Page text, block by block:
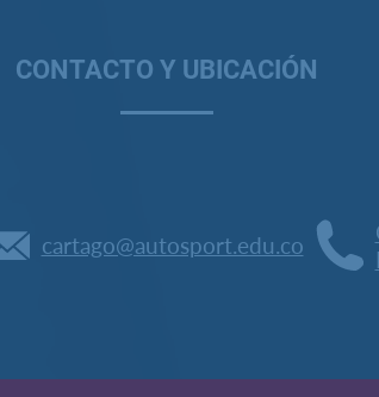
CONTACTO Y UBICACIÓN
cartago@autosport.edu.co